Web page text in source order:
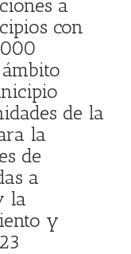
a
con
de la
la
de
a
la
y